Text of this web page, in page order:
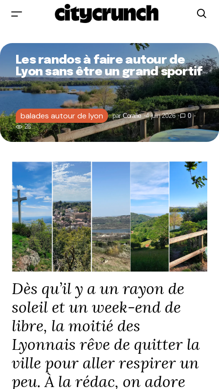
Les randos à faire autour de
Lyon sans être un grand sportif
balades autour de lyon par Coralie 4 juin 2026
0
28
Dès qu’il y a un rayon de
soleil et un week-end de
libre, la moitié des
Lyonnais rêve de quitter la
ville pour aller respirer un
peu. À la rédac, on adore